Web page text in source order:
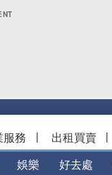
服務 | 出租買賣 |
娛樂 好去處